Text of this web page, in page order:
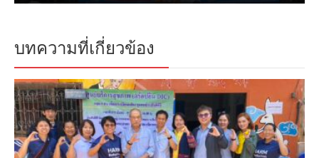
บทความที่เกี่ยวข้อง